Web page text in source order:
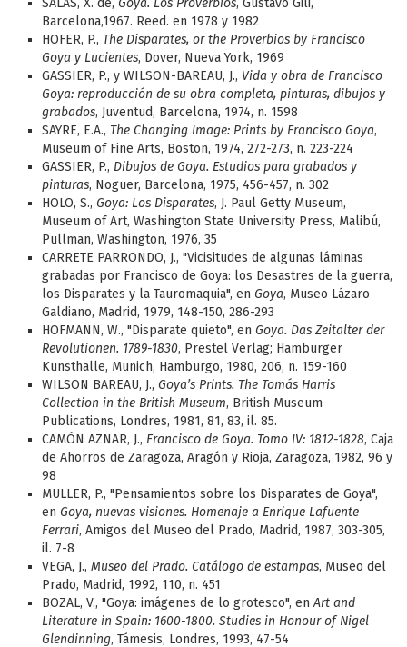
SALAS, X. de, Goya. Los Proverbios, Gustavo Gili,
Barcelona,1967. Reed. en 1978 y 1982
HOFER, P., The Disparates, or the Proverbios by Francisco
Goya y Lucientes, Dover, Nueva York, 1969
GASSIER, P., y WILSON-BAREAU, J., Vida y obra de Francisco
Goya: reproducción de su obra completa, pinturas, dibujos y
grabados, Juventud, Barcelona, 1974, n. 1598
SAYRE, E.A., The Changing Image: Prints by Francisco Goya,
Museum of Fine Arts, Boston, 1974, 272-273, n. 223-224
GASSIER, P., Dibujos de Goya. Estudios para grabados y
pinturas, Noguer, Barcelona, 1975, 456-457, n. 302
HOLO, S., Goya: Los Disparates, J. Paul Getty Museum,
Museum of Art, Washington State University Press, Malibú,
Pullman, Washington, 1976, 35
CARRETE PARRONDO, J., "Vicisitudes de algunas láminas
grabadas por Francisco de Goya: los Desastres de la guerra,
los Disparates y la Tauromaquia", en Goya, Museo Lázaro
Galdiano, Madrid, 1979, 148-150, 286-293
HOFMANN, W., "Disparate quieto", en Goya. Das Zeitalter der
Revolutionen. 1789-1830, Prestel Verlag; Hamburger
Kunsthalle, Munich, Hamburgo, 1980, 206, n. 159-160
WILSON BAREAU, J., Goya’s Prints. The Tomás Harris
Collection in the British Museum, British Museum
Publications, Londres, 1981, 81, 83, il. 85.
CAMÓN AZNAR, J., Francisco de Goya. Tomo IV: 1812-1828, Caja
de Ahorros de Zaragoza, Aragón y Rioja, Zaragoza, 1982, 96 y
98
MULLER, P., "Pensamientos sobre los Disparates de Goya",
en Goya, nuevas visiones. Homenaje a Enrique Lafuente
Ferrari, Amigos del Museo del Prado, Madrid, 1987, 303-305,
il. 7-8
VEGA, J., Museo del Prado. Catálogo de estampas, Museo del
Prado, Madrid, 1992, 110, n. 451
BOZAL, V., "Goya: imágenes de lo grotesco", enArt and
Literature in Spain: 1600-1800. Studies in Honour of Nigel
Glendinning, Támesis, Londres, 1993, 47-54